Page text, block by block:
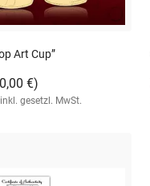
Art Cup”
€)
inkl. gesetzl. MwSt.